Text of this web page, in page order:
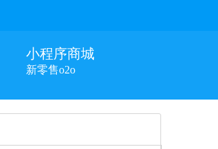
小程序商城
新零售o2o